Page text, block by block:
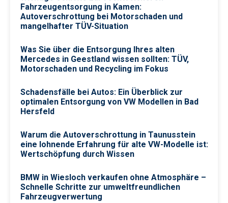
Fahrzeugentsorgung in Kamen:
Autoverschrottung bei Motorschaden und
mangelhafter TÜV-Situation
Was Sie über die Entsorgung Ihres alten
Mercedes in Geestland wissen sollten: TÜV,
Motorschaden und Recycling im Fokus
Schadensfälle bei Autos: Ein Überblick zur
optimalen Entsorgung von VW Modellen in Bad
Hersfeld
Warum die Autoverschrottung in Taunusstein
eine lohnende Erfahrung für alte VW-Modelle ist:
Wertschöpfung durch Wissen
BMW in Wiesloch verkaufen ohne Atmosphäre –
Schnelle Schritte zur umweltfreundlichen
Fahrzeugverwertung